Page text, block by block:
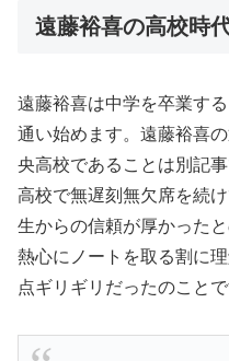
遠藤裕喜の高校時
遠藤裕喜は中学を卒業す
通い始めます。遠藤裕喜
央高校であることは別記
高校で無遅刻無欠席を続
生からの信頼が厚かった
熱心にノートを取る割に
点ギリギリだったのことで